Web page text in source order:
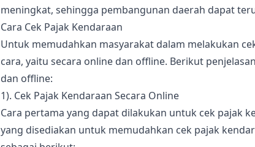
meningkat, sehingga pembangunan daerah dapat
Cara Cek Pajak Kendaraan
Untuk memudahkan masyarakat dalam melakukan
cara, yaitu secara online dan offline. Berikut
dan offline:
1). Cek Pajak Kendaraan Secara Online
Cara pertama yang dapat dilakukan untuk cek pajak
yang disediakan untuk memudahkan cek pajak